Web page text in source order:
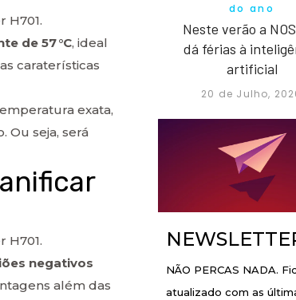
H701.
de 57 °C, ideal
caraterísticas
exata,
Ou seja, será
H701.
iões negativos
além das
do ano
Neste verão a
dá férias à
artificial
20 de Julho,
NÃO PERCAS NADA.
atualizado com as